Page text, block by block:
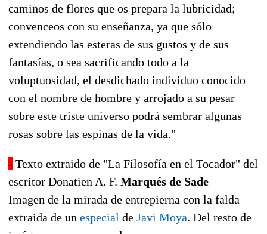
caminos de flores que os prepara la lubricidad;
convenceos con su enseñanza, ya que sólo
extendiendo las esteras de sus gustos y de sus
fantasías, o sea sacrificando todo a la
voluptuosidad, el desdichado individuo conocido
con el nombre de hombre y arrojado a su pesar
sobre este triste universo podrá sembrar algunas
rosas sobre las espinas de la vida."
- Texto extraido de "La Filosofía en el Tocador" del
escritor Donatien A. F. Marqués de Sade
Imagen de la mirada de entrepierna con la falda
extraida de un especial de Javi Moya. Del resto de